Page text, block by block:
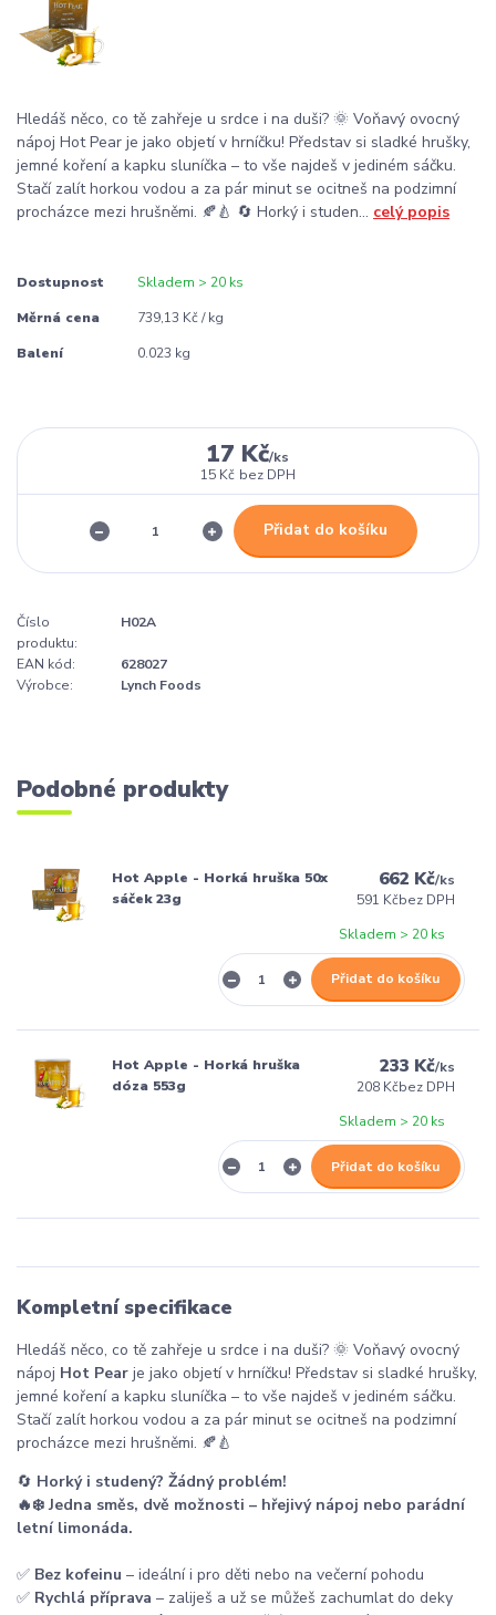
Hledáš něco, co tě zahřeje u srdce i na duši? 🌞 Voňavý ovocný
nápoj Hot Pear je jako objetí v hrníčku! Představ si sladké hrušky,
jemné koření a kapku sluníčka – to vše najdeš v jediném sáčku.
Stačí zalít horkou vodou a za pár minut se ocitneš na podzimní
procházce mezi hrušněmi. 🍂🍐 🔄 Horký i studen... celý popis
Dostupnost Skladem > 20 ks
Měrná cena 739,13 Kč / kg
Balení 0.023 kg
17 Kč/ks
15 Kč bez DPH
Přidat do košíku
Číslo
produktu:
H02A
EAN kód:
628027
Výrobce:
Lynch Foods
Podobné produkty
Hot Apple - Horká hruška 50x
sáček 23g
662 Kč/ks
591 Kčbez DPH
Skladem > 20 ks
Přidat do košíku
Hot Apple - Horká hruška
dóza 553g
233 Kč/ks
208 Kčbez DPH
Skladem > 20 ks
Přidat do košíku
Kompletní specifikace
Hledáš něco, co tě zahřeje u srdce i na duši? 🌞 Voňavý ovocný
nápoj Hot Pear je jako objetí v hrníčku! Představ si sladké hrušky,
jemné koření a kapku sluníčka – to vše najdeš v jediném sáčku.
Stačí zalít horkou vodou a za pár minut se ocitneš na podzimní
procházce mezi hrušněmi. 🍂🍐
🔄 Horký i studený? Žádný problém!
🔥❄️ Jedna směs, dvě možnosti – hřejivý nápoj nebo parádní
letní limonáda.
✅ Bez kofeinu – ideální i pro děti nebo na večerní pohodu
✅ Rychlá příprava – zaliješ a už se můžeš zachumlat do deky